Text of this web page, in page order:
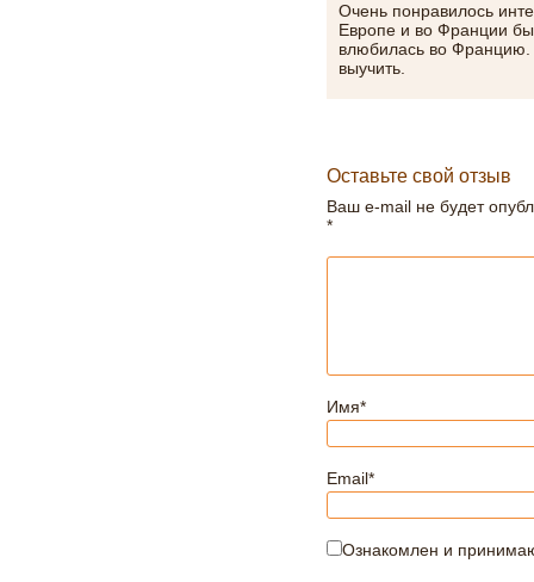
Очень понравилось
Европе и во Франции
влюбилась во Францию.
выучить.
Оставьте свой отзыв
Ваш e-mail не будет
*
Имя*
Email*
Ознакомлен и